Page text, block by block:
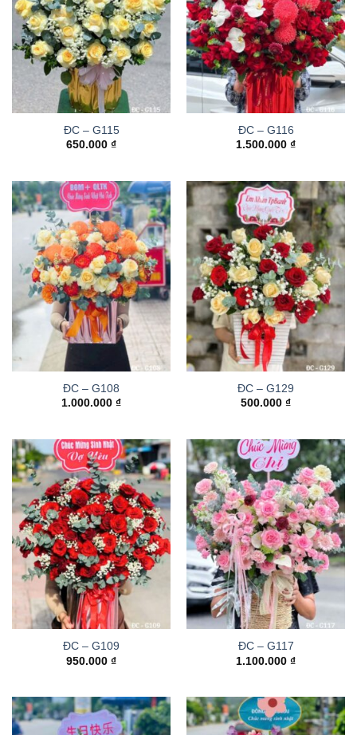
ĐC – G115
650.000 ₫
ĐC – G116
1.500.000 ₫
ĐC – G108
1.000.000 ₫
ĐC – G129
500.000 ₫
ĐC – G109
950.000 ₫
ĐC – G117
1.100.000 ₫